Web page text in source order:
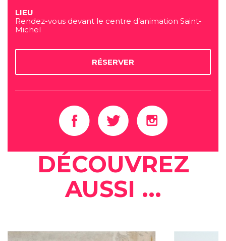
LIEU
Rendez-vous devant le centre d’animation Saint-
Michel
RÉSERVER
DÉCOUVREZ
AUSSI ...